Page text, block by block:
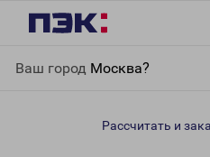
Ваш город Москва?
Дагестан
Рассчитать и